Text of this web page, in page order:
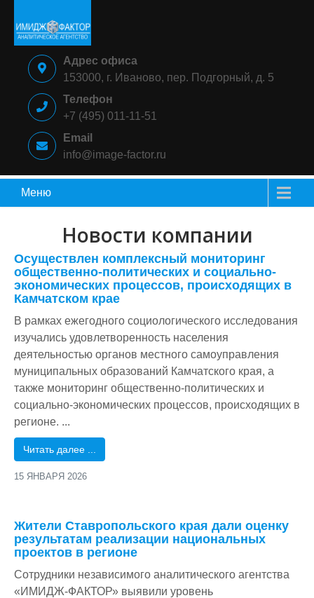
content
ИМИДЖ-
ФАКТОР
Аналитическое
агентство
Адрес офиса
153000, г. Иваново, пер. Подгорный, д. 5
Телефон
+7 (495) 011-11-51
Email
info@image-factor.ru
Меню
Новости компании
Осуществлен комплексный мониторинг
общественно-политических и социально-
экономических процессов, происходящих в
Камчатском крае
В рамках ежегодного социологического исследования
изучались удовлетворенность населения
деятельностью органов местного самоуправления
муниципальных образований Камчатского края, а
также мониторинг общественно-политических и
социально-экономических процессов, происходящих в
регионе. ...
Читать далее ...
15 ЯНВАРЯ 2026
Жители Ставропольского края дали оценку
результатам реализации национальных
проектов в регионе
Сотрудники независимого аналитического агентства
«ИМИДЖ-ФАКТОР» выявили уровень